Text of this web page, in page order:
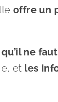
offre un
ne
et les